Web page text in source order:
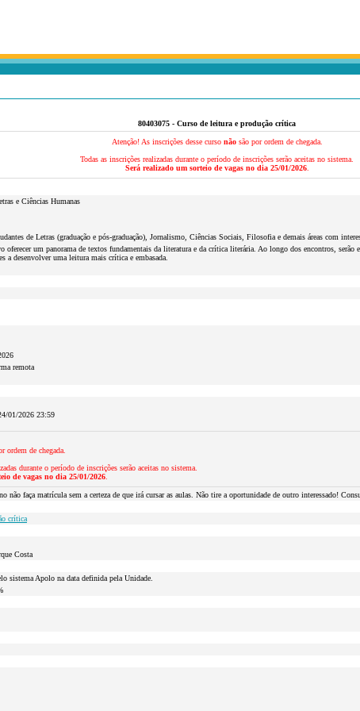
80403075 - Curso de leitura e produção crítica
Atenção! As inscrições desse curso nãosão por ordem de chegada.
Todas as inscrições realizadas durante o período de inscrições serão aceitas no sistema.
Será realizado um sorteio de vagas no dia 25/01/2026.
e Ciências Humanas
de Letras (graduação e pós-graduação), Jornalismo, Ciências Sociais, Filosofia e demais áreas com
oferecer um panorama de textos fundamentais da literatura e da crítica literária. Ao longo dos encontros, serão
a desenvolver uma leitura mais crítica e embasada.
remota
01/2026 23:59
ordem de chegada.
durante o período de inscrições serão aceitas no sistema.
de vagas no dia 25/01/2026
não faça matrícula sem a certeza de que irá cursar as aulas. Não tire a oportunidade de outro interessado!
crítica
Costa
sistema Apolo na data definida pela Unidade.